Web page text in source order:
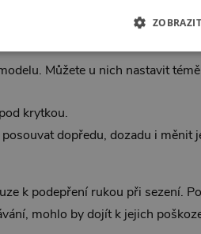
Můžete u nich nastavit
krytkou.
dopředu, dozadu i měnit
k podepření rukou při sezení.
mohlo by dojít k jejich